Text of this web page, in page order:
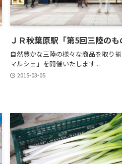
ＪＲ秋葉原駅「第5回三陸のも
自然豊かな三陸の様々な商品を取り
マルシェ」を開催いたします...
2015-03-05